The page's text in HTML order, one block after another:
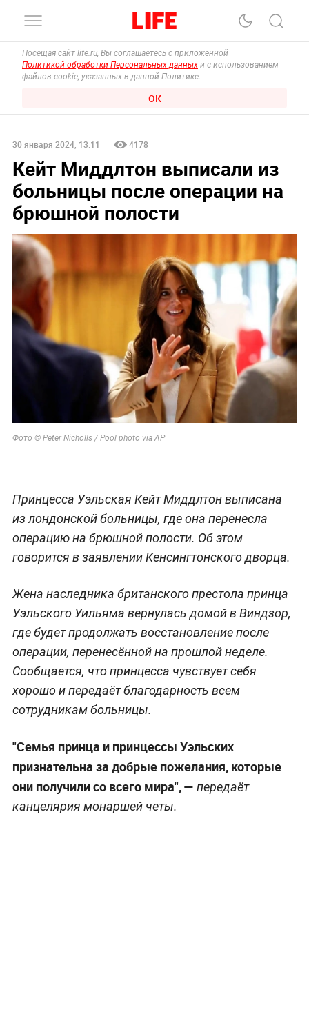
Посещая сайт life.ru, Вы соглашаетесь с приложенной
Политикой обработки Персональных данных и с использованием
файлов cookie, указанных в данной Политике.
ОК
30 января 2024, 13:11 4178
Кейт Миддлтон выписали из
больницы после операции на
брюшной полости
Фото © Peter Nicholls / Pool photo via AP
Принцесса Уэльская Кейт Миддлтон выписана
из лондонской больницы, где она перенесла
операцию на брюшной полости. Об этом
говорится в заявлении Кенсингтонского дворца.
Жена наследника британского престола принца
Уэльского Уильяма вернулась домой в Виндзор,
где будет продолжать восстановление после
операции, перенесённой на прошлой неделе.
Сообщается, что принцесса чувствует себя
хорошо и передаёт благодарность всем
сотрудникам больницы.
"Семья принца и принцессы Уэльских
признательна за добрые пожелания, которые
они получили со всего мира", — передаёт
канцелярия монаршей четы.